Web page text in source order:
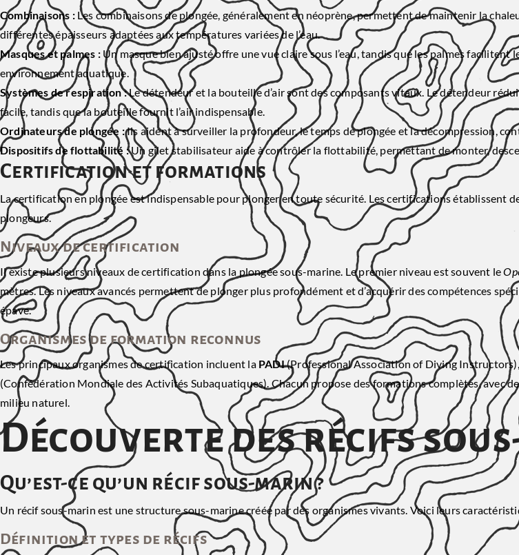
Combinaisons :Les combinaisons de plongée, généralement en néoprène, permettent de maintenir la
différentes épaisseurs adaptées aux températures variées de l’eau.
Masques et palmes :Un masque bien ajusté offre une vue claire sous l’eau, tandis que les palmes facilitent
environnement aquatique.
Systèmes de respiration :Le détendeur et la bouteille d’air sont des composants vitaux. Le détendeur
facile, tandis que la bouteille fournit l’air indispensable.
Ordinateurs de plongée :Ils aident à surveiller la profondeur, le temps de plongée et la décompression,
Dispositifs de flottabilité :Un gilet stabilisateur aide à contrôler la flottabilité, permettant de monter,
Certification et formations
La certification en plongée est indispensable pour plonger en toute sécurité. Les certifications établissent
plongeurs.
Niveaux de certification
Il existe plusieurs niveaux de certification dans la plongée sous-marine. Le premier niveau est souvent le
mètres. Les niveaux avancés permettent de plonger plus profondément et d’acquérir des compétences
épave.
Organismes de formation reconnus
Les principaux organismes de certification incluent la PADI(Professional Association of Diving
(Confédération Mondiale des Activités Subaquatiques). Chacun propose des formations complètes, avec
milieu naturel.
Découverte des récifs
Qu’est-ce qu’un récif sous-marin ?
Un récif sous-marin est une structure sous-marine créée par des organismes vivants. Voici leurs
Définition et types de récifs